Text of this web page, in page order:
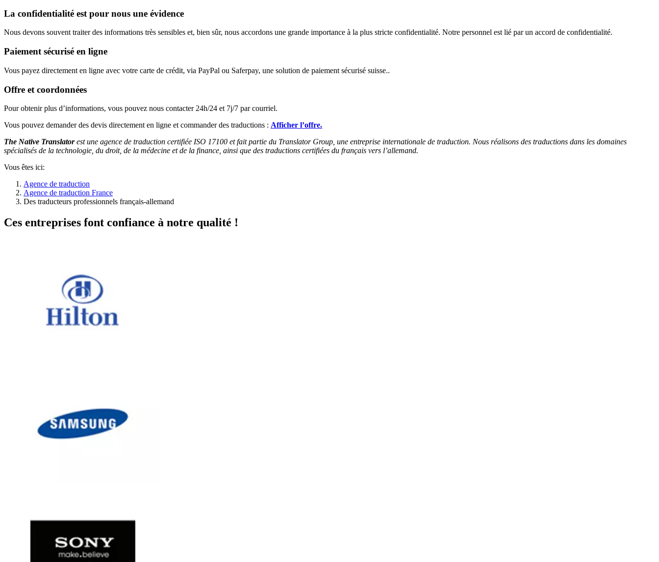
La confidentialité est pour nous une évidence
Nous devons souvent traiter des informations très sensibles et, bien sûr, nous accordons une grande importance à la plus stricte confidentialité. Notre personnel est lié par un accord de confidentialité.
Paiement sécurisé en ligne
Vous payez directement en ligne avec votre carte de crédit, via PayPal ou Saferpay, une solution de paiement sécurisé suisse..
Offre et coordonnées
Pour obtenir plus d’informations, vous pouvez nous contacter 24h/24 et 7j/7 par courriel.
Vous pouvez demander des devis directement en ligne et commander des traductions : Afficher l’offre.
The Native Translatorest une agence de traduction certifiée ISO 17100 et fait partie du Translator Group, une entreprise internationale de traduction. Nous réalisons des traductions dans les domaines
spécialisés de la technologie, du droit, de la médecine et de la finance, ainsi que des traductions certifiées du français vers l’allemand.
Vous êtes ici:
Agence de traduction
Agence de traduction France
Des traducteurs professionnels français-allemand
Ces entreprises font confiance à notre qualité !